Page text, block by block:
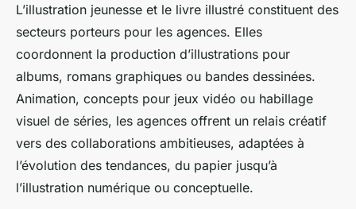
L’illustration jeunesse et le livre illustré constituent des
secteurs porteurs pour les agences. Elles
coordonnent la production d’illustrations pour
albums, romans graphiques ou bandes dessinées.
Animation, concepts pour jeux vidéo ou habillage
visuel de séries, les agences offrent un relais créatif
vers des collaborations ambitieuses, adaptées à
l’évolution des tendances, du papier jusqu’à
l’illustration numérique ou conceptuelle.